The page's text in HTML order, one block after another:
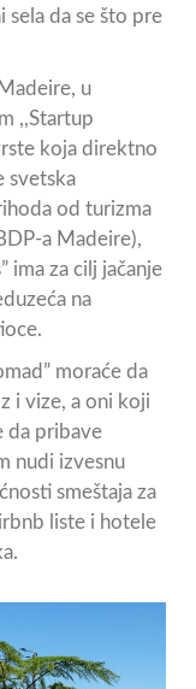
da se što pre
u
,,Startup
koja direktno
svetska
od turizma
a Madeire),
ima za cilj jačanje
na
moraće da
i vize, a oni koji
da pribave
nudi izvesnu
smeštaja za
liste i hotele